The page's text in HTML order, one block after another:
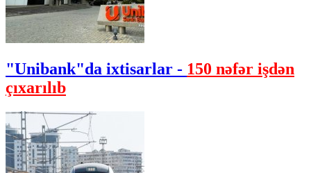
"Unibank"da ixtisarlar - 150 nəfər işdən
çıxarılıb